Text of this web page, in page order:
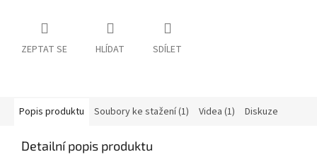
ZEPTAT SE HLÍDAT SDÍLET
Popis produktu Soubory ke stažení (1) Videa (1) Diskuze
Detailní popis produktu